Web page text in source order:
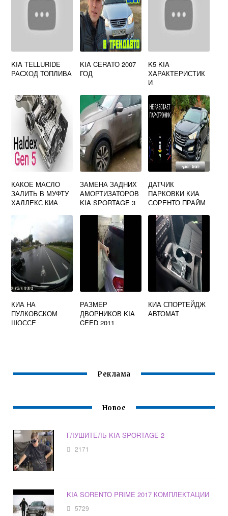
KIA TELLURIDE
РАСХОД ТОПЛИВА
KIA CERATO 2007
ГОД
K5 KIA
ХАРАКТЕРИСТИК
И
КАКОЕ МАСЛО
ЗАЛИТЬ В МУФТУ
ХАЛДЕКС КИА
ЗАМЕНА ЗАДНИХ
АМОРТИЗАТОРОВ
KIA SPORTAGE 3
ДАТЧИК
ПАРКОВКИ КИА
СОРЕНТО ПРАЙМ
КИА НА
ПУЛКОВСКОМ
ШОССЕ
РАЗМЕР
ДВОРНИКОВ KIA
CEED 2011
КИА СПОРТЕЙДЖ
АВТОМАТ
Реклама
Новое
ГЛУШИТЕЛЬ KIA SPORTAGE 2
2171
KIA SORENTO PRIME 2017 КОМПЛЕКТАЦИИ
5729